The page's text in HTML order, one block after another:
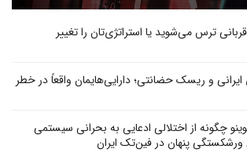
قربانی ترس می‌شوید یا استراتژی‌تان را تغییر
و ریسک حضانتی؛ دارایی‌هایمان واقعاً در خطر
چگونه از اختلالی ادعایی به بحرانی سیستمی
ورشکستگی پنهان در فین‌تک ایران